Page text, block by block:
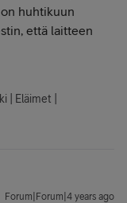
huhtikuun
että laitteen
| Eläimet |
Forum|Forum|4 years ago